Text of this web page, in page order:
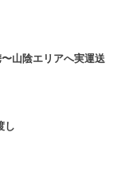
山陰エリアへ実運送
し